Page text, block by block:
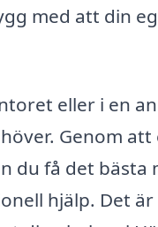
med att din
eller i en
Genom
du få det bästa
hjälp. Det